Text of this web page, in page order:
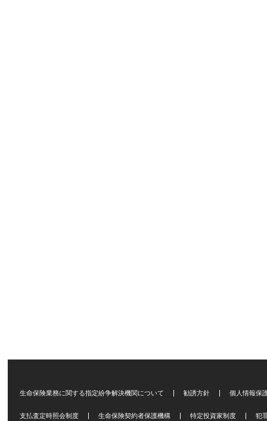
生命保険業務に関する指定紛争解決機関について 勧誘方針 個人情報保
支払査定時照会制度 生命保険契約者保護機構 特定投資家制度 犯